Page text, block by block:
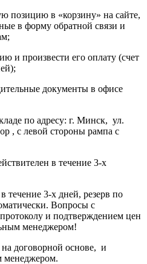
позицию в «корзину» на сайте,
в форму обратной связи и
и произвести его оплату (счет
документы в офисе
по адресу: г. Минск, ул.
, с левой стороны рампа с
в течение 3-х
течение 3-х дней, резерв по
Вопросы с
и подтверждением цен
менеджером!
договорной основе, и
менеджером.